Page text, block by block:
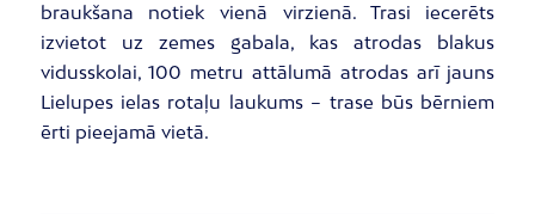
braukšana notiek vienā virzienā. Trasi iecerēts
izvietot uz zemes gabala, kas atrodas blakus
vidusskolai, 100 metru attālumā atrodas arī jauns
Lielupes ielas rotaļu laukums – trase būs bērniem
ērti pieejamā vietā.